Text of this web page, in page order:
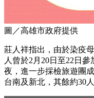
圖／高雄市政府提供
莊人祥指出，由於染疫
人曾於2月20日至22日
夜，進一步採檢旅遊團
台南及新北，其餘約30人